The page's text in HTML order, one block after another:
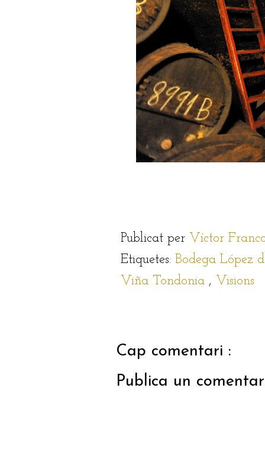
Publicat per Víctor
Etiquetes: Bodega López
Viña Tondonia , Visions
Cap comentari :
Publica un